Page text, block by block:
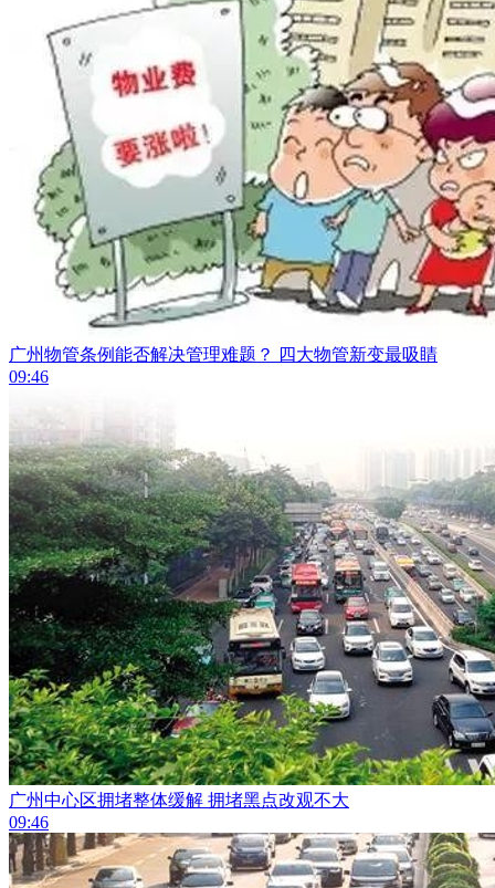
广州物管条例能否解决管理难题？ 四大物管新变最吸睛
09:46
广州中心区拥堵整体缓解 拥堵黑点改观不大
09:46